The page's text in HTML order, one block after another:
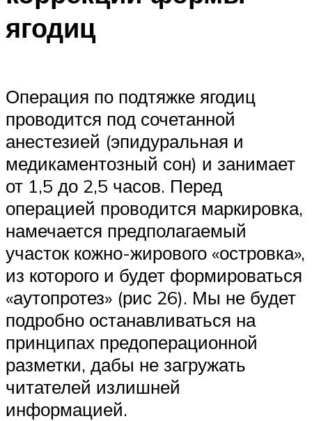
ягодиц
Операция по подтяжке ягодиц
проводится под сочетанной
анестезией (эпидуральная и
медикаментозный сон) и занимает
от 1,5 до 2,5 часов. Перед
операцией проводится маркировка,
намечается предполагаемый
участок кожно-жирового «островка»,
из которого и будет формироваться
«аутопротез» (рис 26). Мы не будет
подробно останавливаться на
принципах предоперационной
разметки, дабы не загружать
читателей излишней
информацией.